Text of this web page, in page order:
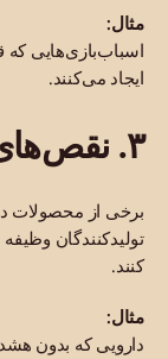
مثال:
اسباب‌بازی‌هایی
ایجاد می‌کنند.
۳. نقص‌های بازاریابی (عدم هشدار)
برخی از محصولات
تولیدکنندگان
کنند.
مثال:
دارویی که بدون